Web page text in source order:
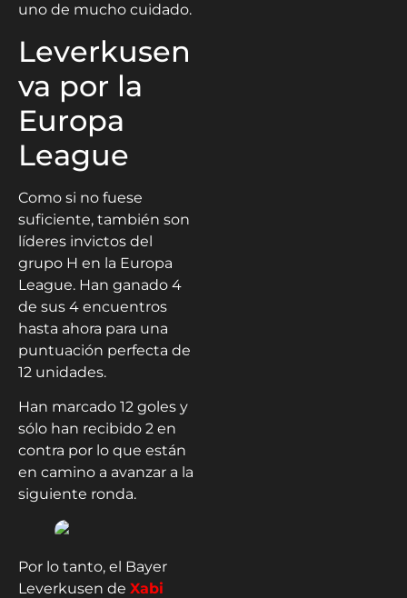
uno de mucho cuidado.
Leverkusen
va por la
Europa
League
Como si no fuese
suficiente, también son
líderes invictos del
grupo H en la Europa
League. Han ganado 4
de sus 4 encuentros
hasta ahora para una
puntuación perfecta de
12 unidades.
Han marcado 12 goles y
sólo han recibido 2 en
contra por lo que están
en camino a avanzar a la
siguiente ronda.
Por lo tanto, el Bayer
Leverkusen de Xabi